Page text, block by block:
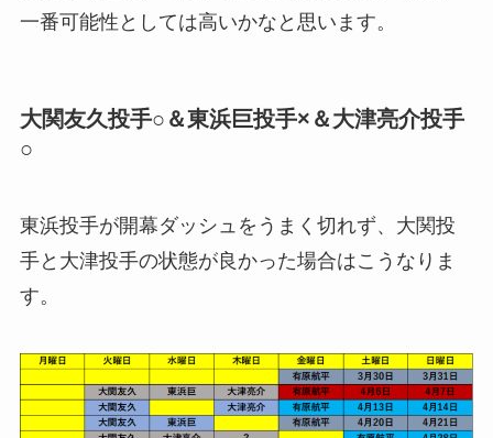
一番可能性としては高いかなと思います。
大関友久投手○＆東浜巨投手×＆大津亮介投手
○
東浜投手が開幕ダッシュをうまく切れず、大関投
手と大津投手の状態が良かった場合はこうなりま
す。